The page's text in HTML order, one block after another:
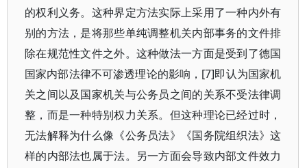
的权利义务。这种界定方法实际上采用了一种内外有
别的方法，是将那些单纯调整机关内部事务的文件排
除在规范性文件之外。这种做法一方面是受到了德国
国家内部法律不可渗透理论的影响，[7]即认为国家机
关之间以及国家机关与公务员之间的关系不受法律调
整，而是一种特别权力关系。但这种理论已经过时，
无法解释为什么像《公务员法》《国务院组织法》这
样的内部法也属于法。另一方面会导致内部文件效力